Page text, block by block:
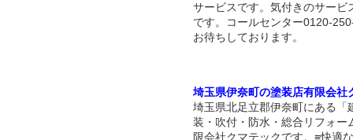
サービスです。気付きのサービ
です。コールセンター0120-
お待ちしております。
埼玉県伊奈町の塗装店有限会社
埼玉県北足立郡伊奈町にある「
装・吹付・防水・総合リフォー
限会社クマテックです。≡快適